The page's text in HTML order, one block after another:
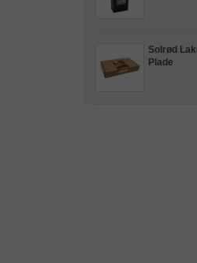
Solrød
Plade